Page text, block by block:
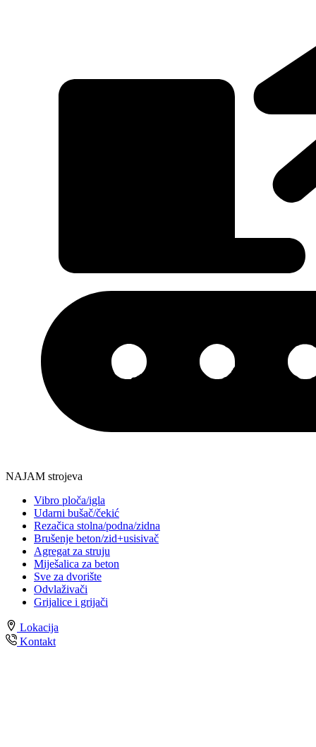
NAJAM strojeva
Vibro ploča/igla
Udarni bušač/čekić
Rezačica stolna/podna/zidna
Brušenje beton/zid+usisivač
Agregat za struju
Miješalica za beton
Sve za dvorište
Odvlaživači
Grijalice i grijači
Lokacija
Kontakt